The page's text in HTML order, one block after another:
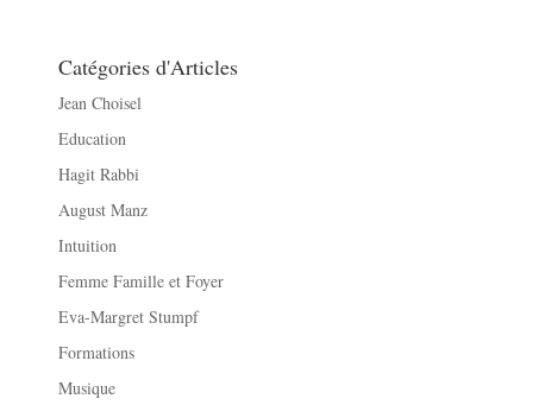
Catégories d'Articles
Jean Choisel
Education
Hagit Rabbi
August Manz
Intuition
Femme Famille et Foyer
Eva-Margret Stumpf
Formations
Musique